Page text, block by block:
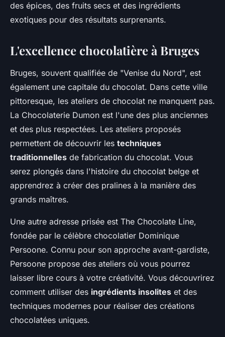
des épices, des fruits secs et des ingrédients
exotiques pour des résultats surprenants.
L'excellence chocolatière à Bruges
Bruges, souvent qualifiée de "Venise du Nord", est
également une capitale du chocolat. Dans cette ville
pittoresque, les ateliers de chocolat ne manquent pas.
La Chocolaterie Dumon est l'une des plus anciennes
et des plus respectées. Les ateliers proposés
permettent de découvrir les techniques
traditionnelles de fabrication du chocolat. Vous
serez plongés dans l'histoire du chocolat belge et
apprendrez à créer des pralines à la manière des
grands maîtres.
Une autre adresse prisée est The Chocolate Line,
fondée par le célèbre chocolatier Dominique
Persoone. Connu pour son approche avant-gardiste,
Persoone propose des ateliers où vous pourrez
laisser libre cours à votre créativité. Vous découvrirez
comment utiliser des ingrédients insolites et des
techniques modernes pour réaliser des créations
chocolatées uniques.